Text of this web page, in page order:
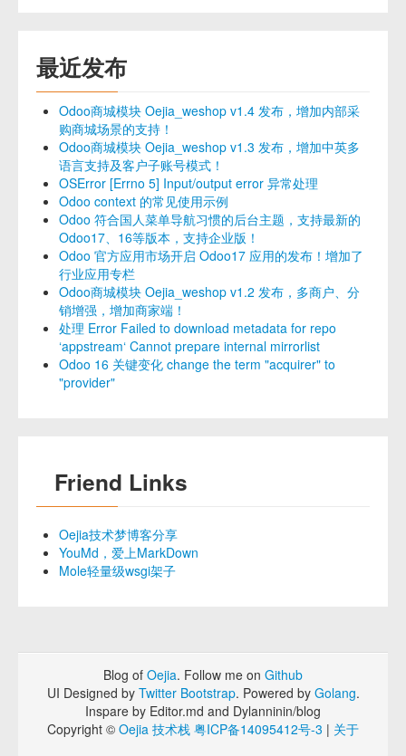
最近发布
Odoo商城模块 Oejia_weshop v1.4 发布，增加内部采
购商城场景的支持！
Odoo商城模块 Oejia_weshop v1.3 发布，增加中英多
语言支持及客户子账号模式！
OSError [Errno 5] Input/output error 异常处理
Odoo context 的常见使用示例
Odoo 符合国人菜单导航习惯的后台主题，支持最新的
Odoo17、16等版本，支持企业版！
Odoo 官方应用市场开启 Odoo17 应用的发布！增加了
行业应用专栏
Odoo商城模块 Oejia_weshop v1.2 发布，多商户、分
销增强，增加商家端！
处理 Error Failed to download metadata for repo
‘appstream‘ Cannot prepare internal mirrorlist
Odoo 16 关键变化 change the term "acquirer" to
"provider"
Friend Links
Oejia技术梦博客分享
YouMd，爱上MarkDown
Mole轻量级wsgi架子
Blog of Oejia. Follow me on Github
UI Designed by Twitter Bootstrap. Powered by Golang.
Inspare by Editor.md and Dylanninin/blog
Copyright © Oejia 技术栈 粤ICP备14095412号-3 | 关于